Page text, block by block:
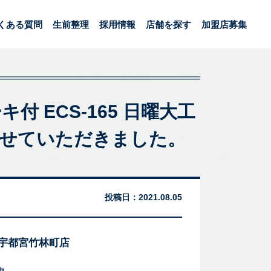
ある質問 生前整理 採用情報 店舗を探す 加盟店募集
付 ECS-165 日曜大工
ていただきました。
投稿日： 2021.08.05
都宮竹林町店